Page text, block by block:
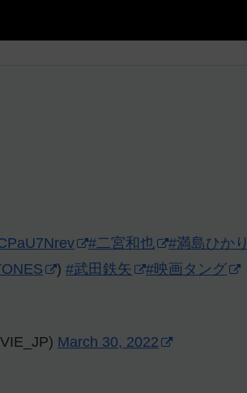
#二宮和也 #満島ひかり
)#武田鉄矢
#映画タング
March 30, 2022